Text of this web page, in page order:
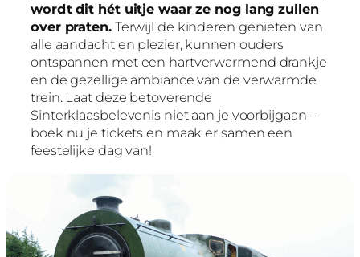
wordt dit hét uitje waar ze nog lang zullen
over praten.Terwijl de kinderen genieten van
alle aandacht en plezier, kunnen ouders
ontspannen met een hartverwarmend drankje
en de gezellige ambiance van de verwarmde
trein. Laat deze betoverende
Sinterklaasbelevenis niet aan je voorbijgaan –
boek nu je tickets en maak er samen een
feestelijke dag van!